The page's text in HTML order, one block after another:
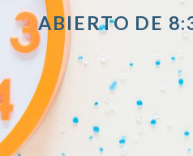
ABIERTO DE